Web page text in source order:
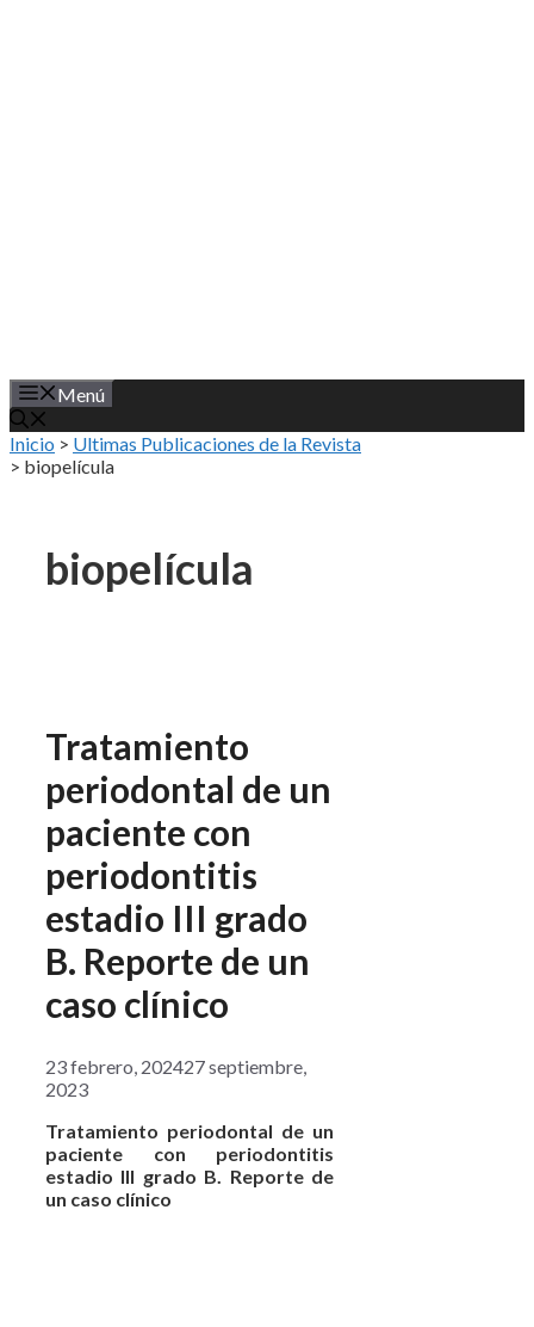
Menú
Inicio > Ultimas Publicaciones de la Revista
> biopelícula
biopelícula
Tratamiento
periodontal de un
paciente con
periodontitis
estadio III grado
B. Reporte de un
caso clínico
23 febrero, 202427 septiembre,
2023
Tratamiento periodontal de un
paciente con periodontitis
estadio III grado B. Reporte de
un caso clínico